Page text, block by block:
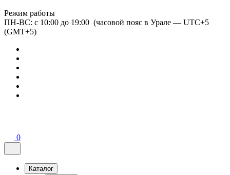
Режим работы
ПН-ВС: с 10:00 до 19:00 (часовой пояс в Урале — UTC+5
(GMT+5)
0
Каталог